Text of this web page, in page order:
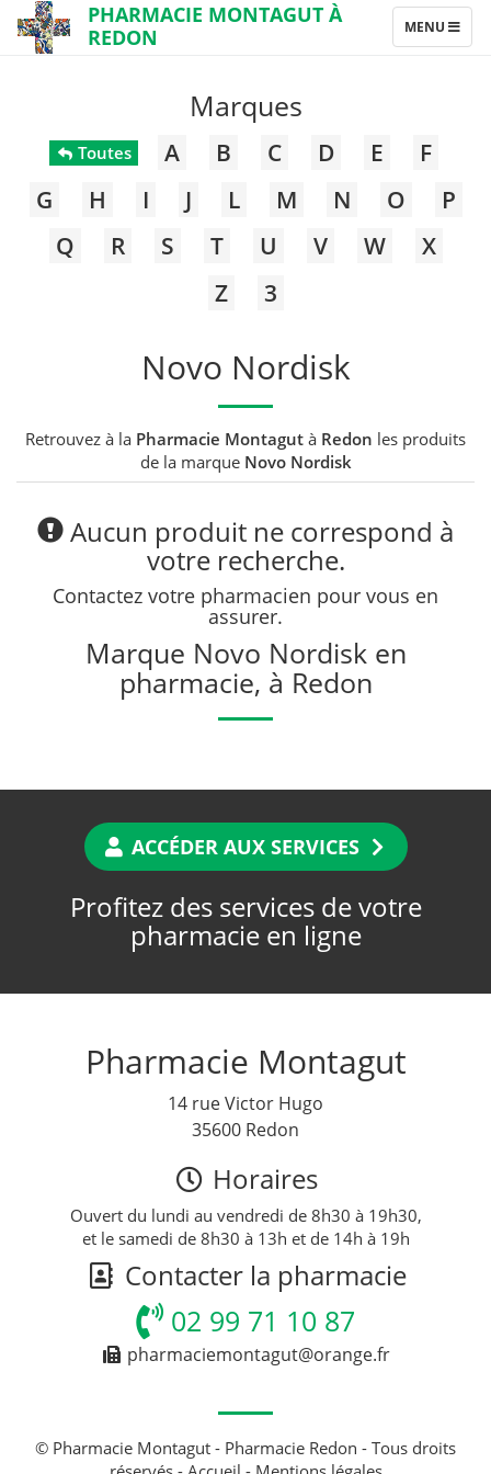
PHARMACIE MONTAGUT À
REDON
TOGGLE
NAVIGATION
MENU
Marques
Toutes A B C D E
F
G
H I J L M N O
P
Q
R S T U V W
X
Z
3
Novo Nordisk
Retrouvez à la Pharmacie Montagut à Redon les produits
de la marque Novo Nordisk
Aucun produit ne correspond à
votre recherche.
Contactez votre pharmacien pour vous en
assurer.
Marque Novo Nordisk en
pharmacie, à Redon
ACCÉDER AUX SERVICES
Profitez des services de votre
pharmacie en ligne
Pharmacie Montagut
14 rue Victor Hugo
35600 Redon
Horaires
Ouvert du lundi au vendredi de 8h30 à 19h30,
et le samedi de 8h30 à 13h et de 14h à 19h
Contacter la pharmacie
02 99 71 10 87
pharmaciemontagut@orange.fr
© Pharmacie Montagut - Pharmacie Redon - Tous droits